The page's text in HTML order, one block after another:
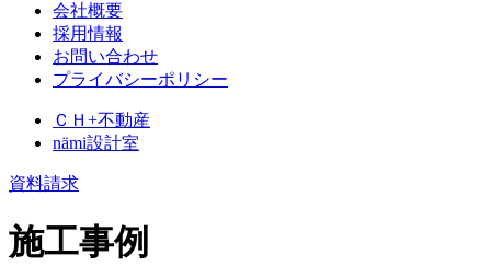
会社概要
採用情報
お問い合わせ
プライバシーポリシー
ＣＨ+不動産
nämi設計室
資料請求
施工事例